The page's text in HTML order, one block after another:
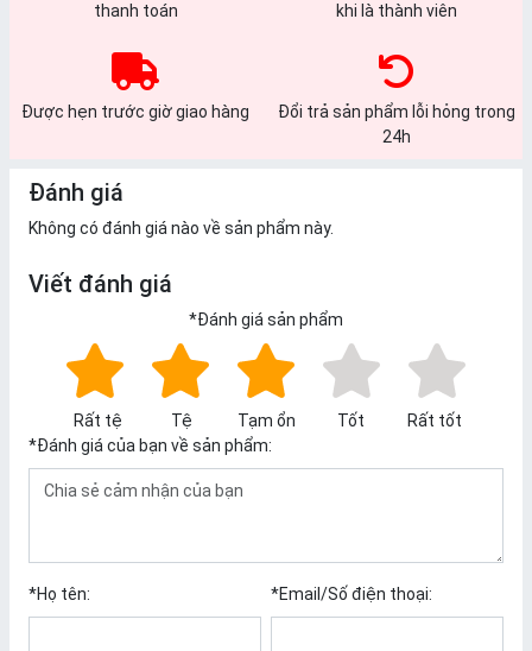
thanh toán
khi là thành viên
Được hẹn trước giờ giao hàng
Đổi trả sản phẩm lỗi hỏng trong
24h
Đánh giá
Không có đánh giá nào về sản phẩm này.
Viết đánh giá
*Đánh giá sản phẩm
Rất tệ Tệ Tạm ổn Tốt
Rất tốt
*Đánh giá của bạn về sản phẩm:
*Họ tên: *Email/Số điện thoại: